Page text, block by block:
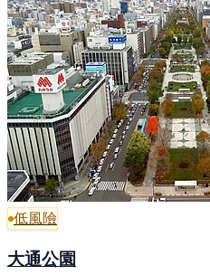
低風險
大通公園